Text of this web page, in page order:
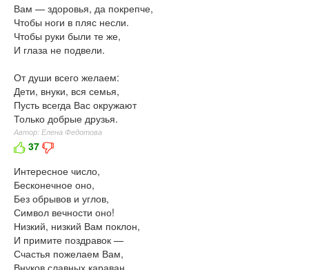
Вам — здоровья, да покрепче,
Чтобы ноги в пляс несли.
Чтобы руки были те же,
И глаза не подвели.
От души всего желаем:
Дети, внуки, вся семья,
Пусть всегда Вас окружают
Только добрые друзья.
Автор: Елена Федотова
37
Интересное число,
Бесконечное оно,
Без обрывов и углов,
Символ вечности оно!
Низкий, низкий Вам поклон,
И примите поздравок —
Счастья пожелаем Вам,
Внуков славных караван,